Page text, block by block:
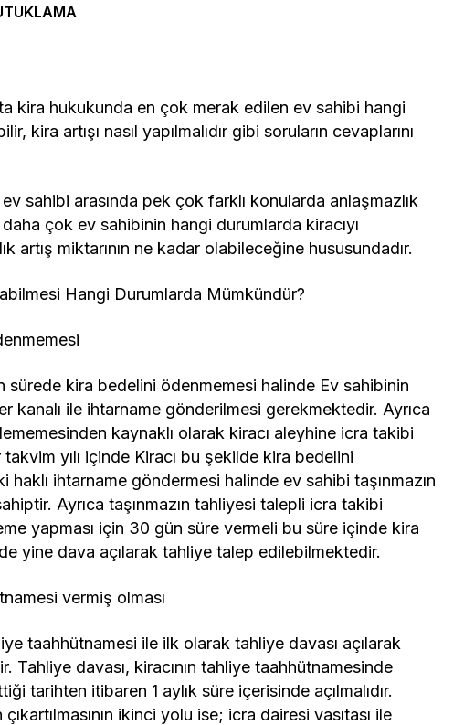
kira hukukunda en çok merak edilen ev sahibi hangi
kira artışı nasıl yapılmalıdır gibi soruların cevaplarını
sahibi arasında pek çok farklı konularda anlaşmazlık
çok ev sahibinin hangi durumlarda kiracıyı
artış miktarının ne kadar olabileceğine hususundadır.
Hangi Durumlarda Mümkündür?
sürede kira bedelini ödenmemesi halinde Ev sahibinin
kanalı ile ihtarname gönderilmesi gerekmektedir. Ayrıca
kaynaklı olarak kiracı aleyhine icra takibi
yılı içinde Kiracı bu şekilde kira bedelini
ihtarname göndermesi halinde ev sahibi taşınmazın
Ayrıca taşınmazın tahliyesi talepli icra takibi
yapması için 30 gün süre vermeli bu süre içinde kira
yine dava açılarak tahliye talep edilebilmektedir.
vermiş olması
taahhütnamesi ile ilk olarak tahliye davası açılarak
Tahliye davası, kiracının tahliye taahhütnamesinde
tarihten itibaren 1 aylık süre içerisinde açılmalıdır.
ikinci yolu ise; icra dairesi vasıtası ile